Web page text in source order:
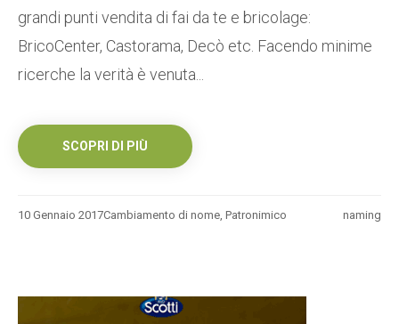
grandi punti vendita di fai da te e bricolage:
BricoCenter, Castorama, Decò etc. Facendo minime
ricerche la verità è venuta...
SCOPRI DI PIÙ
10 Gennaio 2017 naming
Cambiamento di nome, Patronimico